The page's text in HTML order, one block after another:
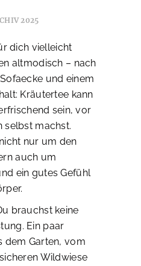
2025
dich vielleicht
altmodisch – nach
und einem
Kräutertee kann
sein, vor
selbst machst.
nur um den
auch um
ein gutes Gefühl
brauchst keine
Ein paar
dem Garten, vom
Wildwiese